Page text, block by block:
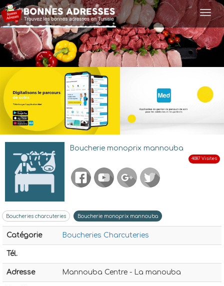
Boucherie monoprix mannouba
Catégorie Boucheries Charcuteries
Tél.
Adresse Mannouba Centre - La manouba